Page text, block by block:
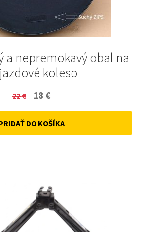
a nepremokavý obal na
koleso
22€
Original
price
was:
18 €
price
is:
DO KOŠÍKA